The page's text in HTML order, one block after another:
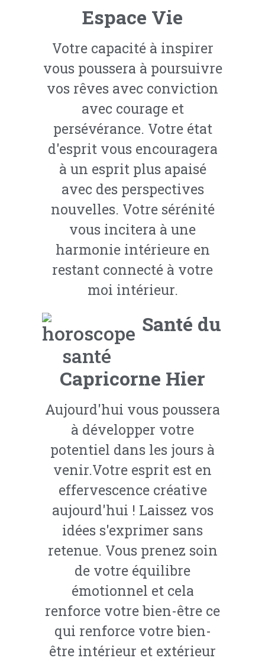
Espace Vie
Votre capacité à inspirer
vous poussera à poursuivre
vos rêves avec conviction
avec courage et
persévérance. Votre état
d'esprit vous encouragera
à un esprit plus apaisé
avec des perspectives
nouvelles. Votre sérénité
vous incitera à une
harmonie intérieure en
restant connecté à votre
moi intérieur.
Santé du
Capricorne Hier
Aujourd'hui vous poussera
à développer votre
potentiel dans les jours à
venir.Votre esprit est en
effervescence créative
aujourd'hui ! Laissez vos
idées s'exprimer sans
retenue. Vous prenez soin
de votre équilibre
émotionnel et cela
renforce votre bien-être ce
qui renforce votre bien-
être intérieur et extérieur